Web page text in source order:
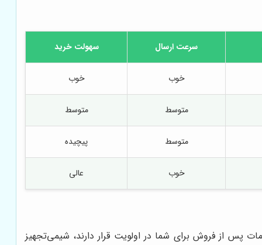
سرعت ارسال سهولت خرید
خوب خوب
متوسط متوسط
متوسط پیچیده
خوب عالی
پس از فروش برای شما در اولویت قرار دارند، شیمی‌تجهیز